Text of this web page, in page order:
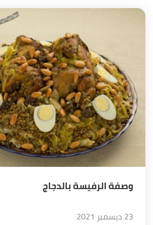
وصفة الرفيسة بالدجاج
23 ديسمبر 2021